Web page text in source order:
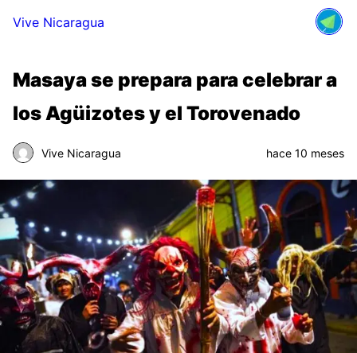
Vive Nicaragua
Masaya se prepara para celebrar a
los Agüizotes y el Torovenado
Vive Nicaragua hace 10 meses